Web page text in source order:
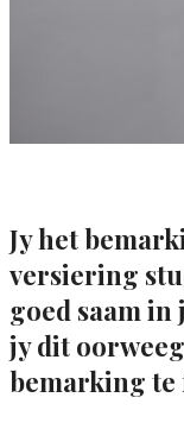
Jy het
versiering
goed saam in
jy dit
bemarking te